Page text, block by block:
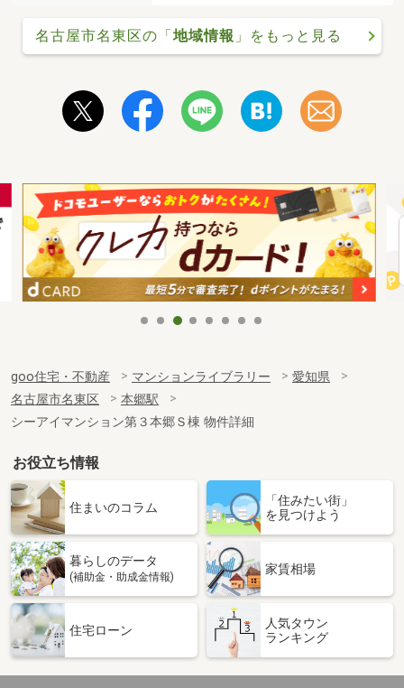
名古屋市名東区の「地域情報 」をもっと見る
goo住宅・不動産 マンションライブラリー
愛知県
名古屋市名東区
本郷駅
シーアイマンション第３本郷Ｓ棟 物件詳細
お役立ち情報
住まいのコラム
「住みたい街」
を見つけよう
暮らしのデータ
(補助金・助成金情報)
家賃相場
住宅ローン
人気タウン
ランキング